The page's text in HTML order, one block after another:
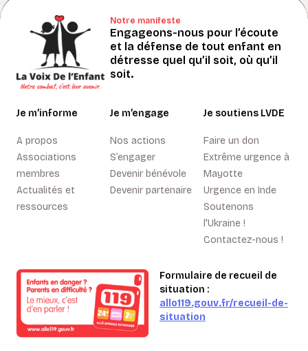
Notre manifeste
Engageons-nous pour l’écoute
et la défense de tout enfant en
détresse quel qu’il soit, où qu’il
soit.
Je m’informe
A propos
Associations
membres
Actualités et
ressources
Je m’engage
Nos actions
S’engager
Devenir bénévole
Devenir partenaire
Je soutiens LVDE
Faire un don
Extrême urgence à
Mayotte
Urgence en Inde
Soutenons
l'Ukraine !
Contactez-nous !
Formulaire de recueil de
situation :
allo119.gouv.fr/recueil-de-
situation